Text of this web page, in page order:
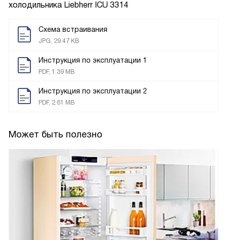
холодильника Liebherr ICU 3314
Схема встраивания
JPG, 29.47 KB
Инструкция по эксплуатации 1
PDF, 1.39 MB
Инструкция по эксплуатации 2
PDF, 2.61 MB
Может быть полезно